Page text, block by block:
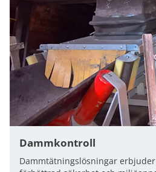
Dammkontroll
Dammtätningslösningar